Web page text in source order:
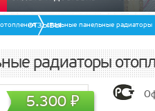
отзывыстальные панельные радиаторы
радиаторы
5.300₽